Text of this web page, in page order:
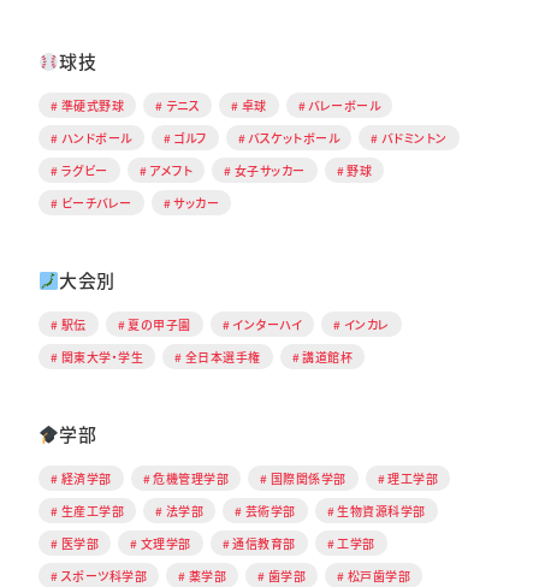
球技
準硬式野球 テニス 卓球
バレーボール
ハンドボール
ゴルフ バスケットボール
バドミントン
ラグビー
アメフト 女子サッカー
野球
ビーチバレー
サッカー
大会別
駅伝 夏の甲子園 インターハイ
インカレ
関東大学・学生
全日本選手権 講道館杯
学部
経済学部 危機管理学部 国際関係学部
理工学部
生産工学部
法学部 芸術学部
生物資源科学部
医学部
文理学部 通信教育部
工学部
スポーツ科学部
薬学部 歯学部
松戸歯学部